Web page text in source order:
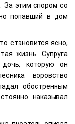
За этим спором со
попавший в дом
становится ясно,
жизнь. Супруга
которую он
воровство
обостренным
наказывал